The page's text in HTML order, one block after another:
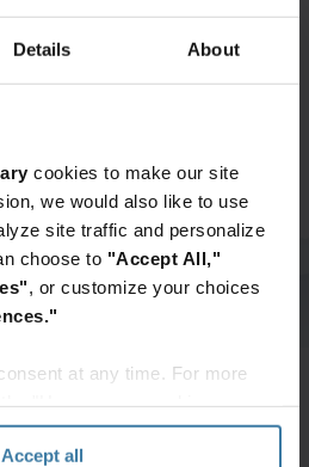
Details About
cookies to make our site
we would also like to use
site traffic and personalize
choose to "Accept All,"
, or customize your choices
at any time. For more
.
Accept all
en países sin flota
dedicada.